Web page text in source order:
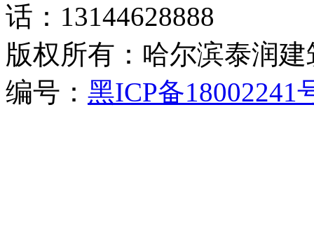
话：13144628888
版权所有：哈尔滨泰润
编号： 黑ICP备18002241